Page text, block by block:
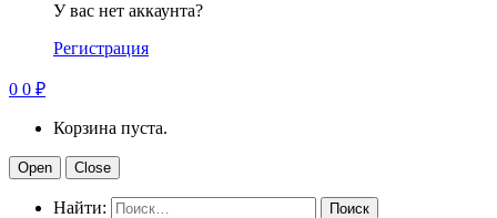
У вас нет аккаунта?
Регистрация
0 0 ₽
Корзина пуста.
Open Close
Найти: